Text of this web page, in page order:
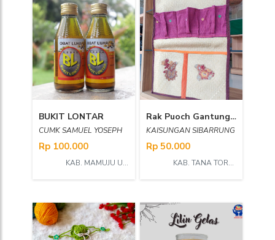
BUKIT LONTAR
CUMK SAMUEL YOSEPH
Rp 100.000
KAB. MAMUJU UTARA
Rak Puoch Gantung serbaguna dari anyaman mendong
KAISUNGAN SIBARRUNG
Rp 50.000
KAB. TANA TORAJA